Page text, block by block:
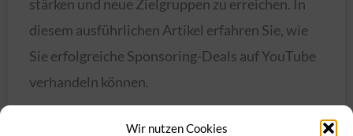
Wir nutzen Cookies
stärken und neue Zielgruppen zu erreichen. In
diesem ausführlichen Artikel erfahren Sie, wie
Sie erfolgreiche Sponsoring-Deals auf YouTube
verhandeln können.